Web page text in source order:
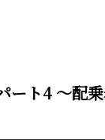
ート4 ～配